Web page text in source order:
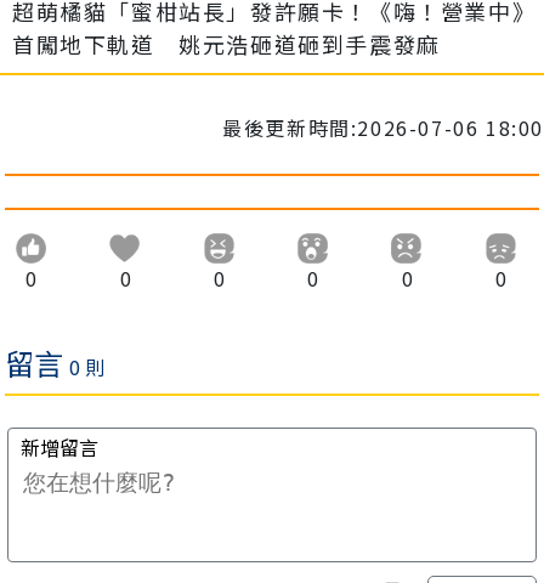
超萌橘貓「蜜柑站長」發許願卡！《嗨！營業中》
首闖地下軌道 姚元浩砸道砸到手震發麻
最後更新時間:2026-07-06 18:00
0 0 0 0 0 0